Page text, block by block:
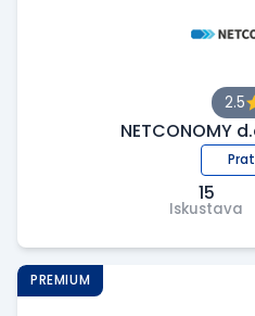
2.5
NETCONOMY
15
Iskustava
PREMIUM